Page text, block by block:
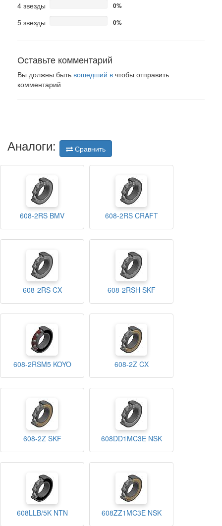
4 звезды 0%
5 звезды 0%
Оставьте комментарий
Вы должны быть вошедший в чтобы отправить
комментарий
Аналоги: Сравнить
608-2RS BMV 608-2RS CRAFT
608-2RS CX 608-2RSH SKF
608-2RSM5 KOYO 608-2Z CX
608-2Z SKF 608DD1MC3E NSK
608LLB/5K NTN 608ZZ1MC3E NSK